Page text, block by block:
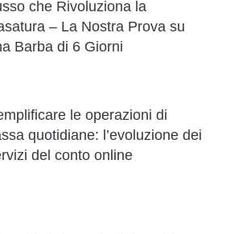
che Rivoluziona la
– La Nostra Prova su
Barba di 6 Giorni
le operazioni di
quotidiane: l’evoluzione dei
del conto online